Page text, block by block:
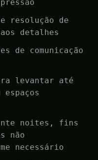
resolução de
detalhes
de comunicação
levantar até
noites, fins
não
necessário